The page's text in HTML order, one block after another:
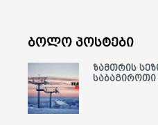
ბოლო პოსტები
ზამთრის
საბაგიროთი